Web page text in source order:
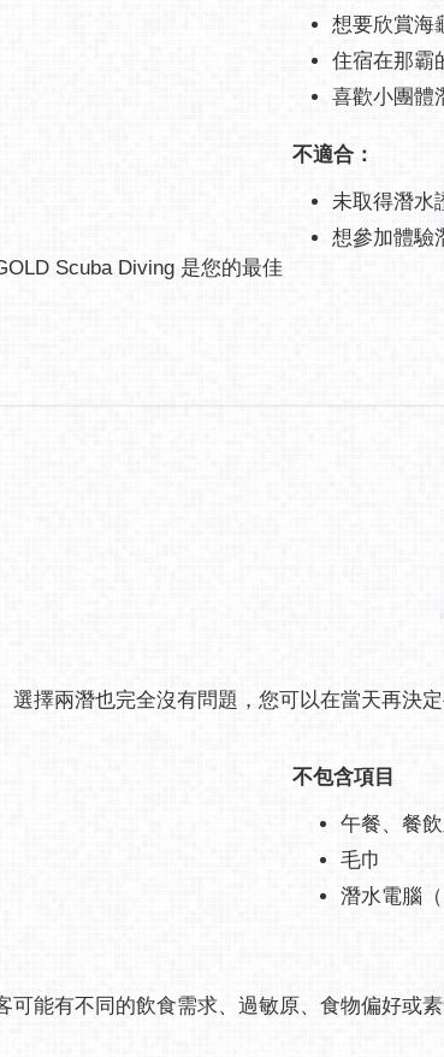
Scuba Diving 是您的最佳
想要欣賞海
住宿在那霸
喜歡小團體
不適合：
未取得潛水
想參加體驗
擇兩潛也完全沒有問題，您可以在當天再決定
不包含項目
午餐、餐
毛巾
潛水電腦（
能有不同的飲食需求、過敏原、食物偏好或